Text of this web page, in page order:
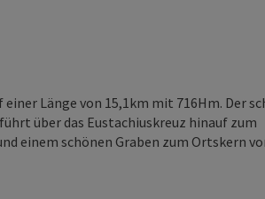
Länge von 15,1km mit 716Hm. Der
über das Eustachiuskreuz hinauf zum
einem schönen Graben zum Ortskern